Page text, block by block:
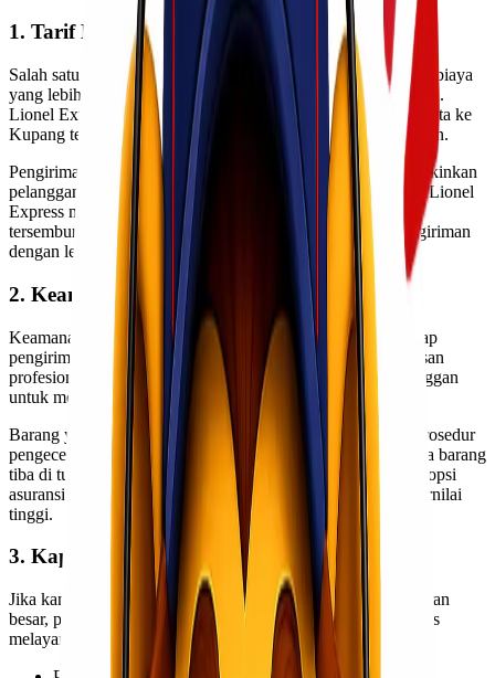
1. Tarif Hemat dengan Layanan Terpercaya
Salah satu keuntungan utama dari pengiriman via laut adalah biaya
yang lebih terjangkau dibandingkan dengan pengiriman udara.
Lionel Express memastikan bahwa tarif pengiriman dari Jakarta ke
Kupang tetap kompetitif tanpa mengorbankan kualitas layanan.
Pengiriman barang dalam jumlah besar melalui laut memungkinkan
pelanggan untuk menghemat lebih banyak biaya. Selain itu, Lionel
Express menawarkan sistem tarif transparan tanpa biaya
tersembunyi, sehingga pelanggan dapat merencanakan pengiriman
dengan lebih baik.
2. Keamanan Pengiriman Terjamin
Keamanan barang selalu menjadi prioritas utama dalam setiap
pengiriman. Lionel Express menawarkan layanan pengemasan
profesional serta sistem tracking yang memungkinkan pelanggan
untuk memantau status pengiriman kapan saja.
Barang yang dikirim melalui Lionel Express akan melalui prosedur
pengecekan dan pengamanan ketat untuk memastikan bahwa barang
tiba di tujuan dengan kondisi baik. Kami juga menyediakan opsi
asuransi untuk perlindungan ekstra terhadap barang yang bernilai
tinggi.
3. Kapasitas Pengiriman Besar
Jika kamu mengirim barang dalam jumlah besar atau berukuran
besar, pengiriman via laut adalah pilihan ideal. Lionel Express
melayani berbagai jenis barang, termasuk: